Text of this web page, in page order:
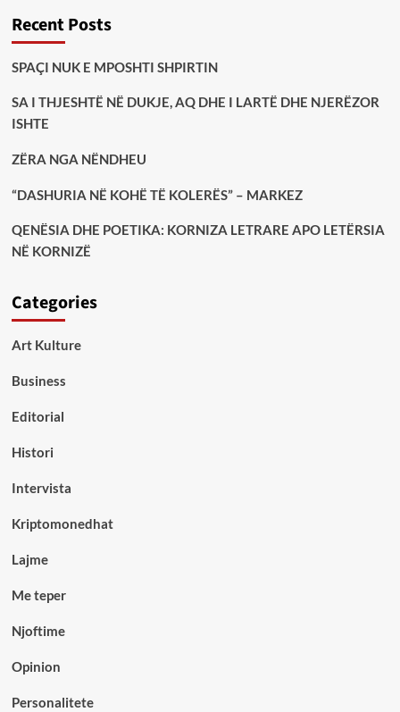
Recent Posts
SPAÇI NUK E MPOSHTI SHPIRTIN
SA I THJESHTË NË DUKJE, AQ DHE I LARTË DHE NJERËZOR
ISHTE
ZËRA NGA NËNDHEU
“DASHURIA NË KOHË TË KOLERËS” – MARKEZ
QENËSIA DHE POETIKA: KORNIZA LETRARE APO LETËRSIA
NË KORNIZË
Categories
Art Kulture
Business
Editorial
Histori
Intervista
Kriptomonedhat
Lajme
Me teper
Njoftime
Opinion
Personalitete